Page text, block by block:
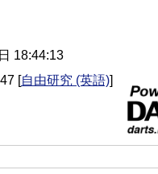
18:44:13
[自由研究 (英語)]